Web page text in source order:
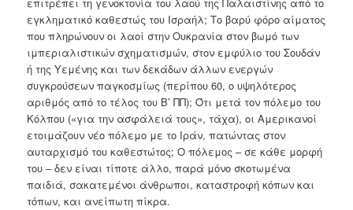
επιτρέπει τη γενοκτονία του λαού της Παλαιστίνης από το
εγκληματικό καθεστώς του Ισραήλ; Το βαρύ φόρο αίματος
που πληρώνουν οι λαοί στην Ουκρανία στον βωμό των
ιμπεριαλιστικών σχηματισμών, στον εμφύλιο του Σουδάν
ή της Υεμένης και των δεκάδων άλλων ενεργών
συγκρούσεων παγκοσμίως (περίπου 60, ο υψηλότερος
αριθμός από το τέλος του Β’ ΠΠ); Ότι μετά τον πόλεμο του
Κόλπου («για την ασφάλειά τους», τάχα), οι Αμερικανοί
ετοιμάζουν νέο πόλεμο με το Ιράν, πατώντας στον
αυταρχισμό του καθεστώτος; Ο πόλεμος – σε κάθε μορφή
του – δεν είναι τίποτε άλλο, παρά μόνο σκοτωμένα
παιδιά, σακατεμένοι άνθρωποι, καταστροφή κόπων και
τόπων, και ανείπωτη πίκρα.